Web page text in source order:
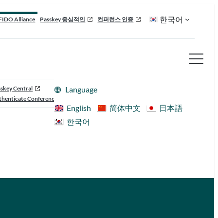
Alliance Passkey 중심적인 컨퍼런스 인증 한국어
Central
Conference
Language
English
简体中文
日本語
한국어